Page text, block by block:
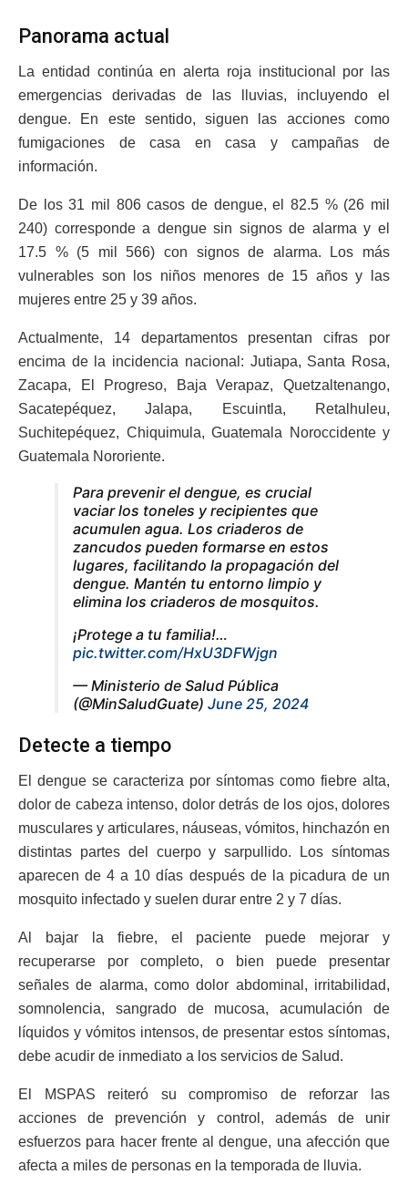
Panorama actual
La entidad continúa en alerta roja institucional por las
emergencias derivadas de las lluvias, incluyendo el
dengue. En este sentido, siguen las acciones como
fumigaciones de casa en casa y campañas de
información.
De los 31 mil 806 casos de dengue, el 82.5 % (26 mil
240) corresponde a dengue sin signos de alarma y el
17.5 % (5 mil 566) con signos de alarma. Los más
vulnerables son los niños menores de 15 años y las
mujeres entre 25 y 39 años.
Actualmente, 14 departamentos presentan cifras por
encima de la incidencia nacional: Jutiapa, Santa Rosa,
Zacapa, El Progreso, Baja Verapaz, Quetzaltenango,
Sacatepéquez, Jalapa, Escuintla, Retalhuleu,
Suchitepéquez, Chiquimula, Guatemala Noroccidente y
Guatemala Nororiente.
Para prevenir el dengue, es crucial
vaciar los toneles y recipientes que
acumulen agua. Los criaderos de
zancudos pueden formarse en estos
lugares, facilitando la propagación del
dengue. Mantén tu entorno limpio y
elimina los criaderos de mosquitos.
¡Protege a tu familia!…
pic.twitter.com/HxU3DFWjgn
— Ministerio de Salud Pública
(@MinSaludGuate) June 25, 2024
Detecte a tiempo
El dengue se caracteriza por síntomas como fiebre alta,
dolor de cabeza intenso, dolor detrás de los ojos, dolores
musculares y articulares, náuseas, vómitos, hinchazón en
distintas partes del cuerpo y sarpullido. Los síntomas
aparecen de 4 a 10 días después de la picadura de un
mosquito infectado y suelen durar entre 2 y 7 días.
Al bajar la fiebre, el paciente puede mejorar y
recuperarse por completo, o bien puede presentar
señales de alarma, como dolor abdominal, irritabilidad,
somnolencia, sangrado de mucosa, acumulación de
líquidos y vómitos intensos, de presentar estos síntomas,
debe acudir de inmediato a los servicios de Salud.
El MSPAS reiteró su compromiso de reforzar las
acciones de prevención y control, además de unir
esfuerzos para hacer frente al dengue, una afección que
afecta a miles de personas en la temporada de lluvia.